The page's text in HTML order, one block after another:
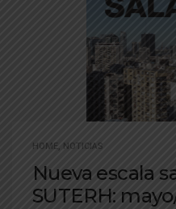
HOME, NOTICIAS
Nueva escala
SUTERH: